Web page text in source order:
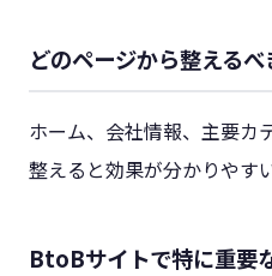
どのページから整えるべ
ホーム、会社情報、主要カ
整えると効果が分かりやす
BtoBサイトで特に重要